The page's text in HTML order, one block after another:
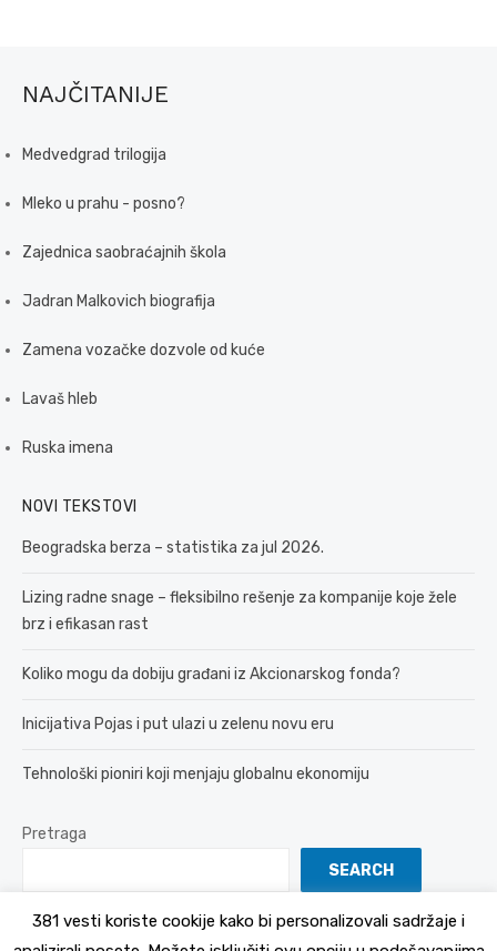
NAJČITANIJE
Medvedgrad trilogija
Mleko u prahu - posno?
Zajednica saobraćajnih škola
Jadran Malkovich biografija
Zamena vozačke dozvole od kuće
Lavaš hleb
Ruska imena
NOVI TEKSTOVI
Beogradska berza – statistika za jul 2026.
Lizing radne snage – fleksibilno rešenje za kompanije koje žele
brz i efikasan rast
Koliko mogu da dobiju građani iz Akcionarskog fonda?
Inicijativa Pojas i put ulazi u zelenu novu eru
Tehnološki pioniri koji menjaju globalnu ekonomiju
Pretraga
SEARCH
381 vesti koriste cookije kako bi personalizovali sadržaje i